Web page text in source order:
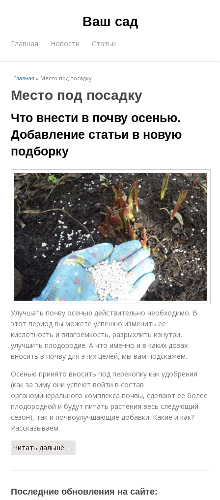
Ваш сад
Главная Новости Статьи
Главная » Место под посадку
Место под посадку
Что внести в почву осенью.
Добавление статьи в новую
подборку
Улучшать почву осенью действительно необходимо. В
этот период вы можете успешно изменить ее
кислотность и влагоемкость, разрыхлить изнутри,
улучшить плодородие. А что именно и в каких дозах
вносить в почву для этих целей, мы вам подскажем.
Осенью принято вносить под перекопку как удобрения
(как за зиму они успеют войти в состав
органоминерального комплекса почвы, сделают ее более
плодородной и будут питать растения весь следующий
сезон), так и почвоулучшающие добавки. Какие и как?
Рассказываем.
Читать дальше →
Последние обновления на сайте: